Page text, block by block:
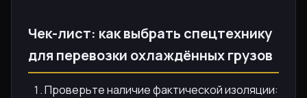
Чек-лист: как выбрать спецтехнику
для перевозки охлаждённых грузов
Проверьте наличие фактической изоляции: